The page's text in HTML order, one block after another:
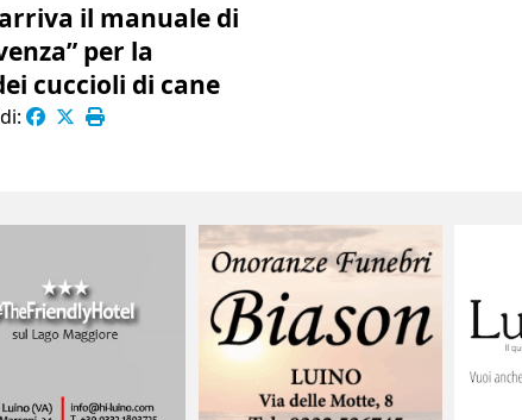
il manuale di
per la
cuccioli di cane